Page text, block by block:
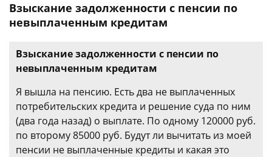
Взыскание задолженности с пенсии по
невыплаченным кредитам
Взыскание задолженности с пенсии по
невыплаченным кредитам
Я вышла на пенсию. Есть два не выплаченных
потребительских кредита и решение суда по ним
(два года назад) о выплате. По одному 120000 руб.
по второму 85000 руб. Будут ли вычитать из моей
пенсии не выплаченные кредиты и какая это